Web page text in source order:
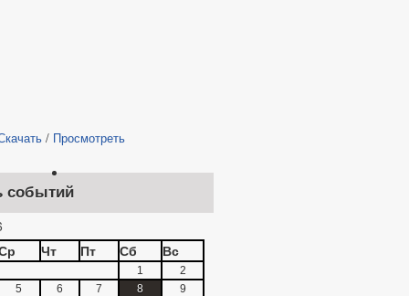
/ Просмотреть
событий
Чт Пт Сб Вс
1
2
5 6 7 8
9